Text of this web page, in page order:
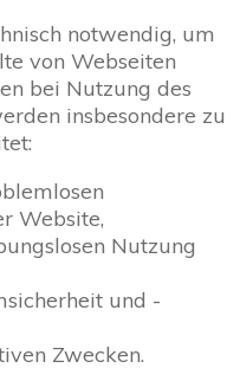
notwendig, um
von Webseiten
bei Nutzung des
insbesondere zu
Website,
Nutzung
und -
Zwecken.